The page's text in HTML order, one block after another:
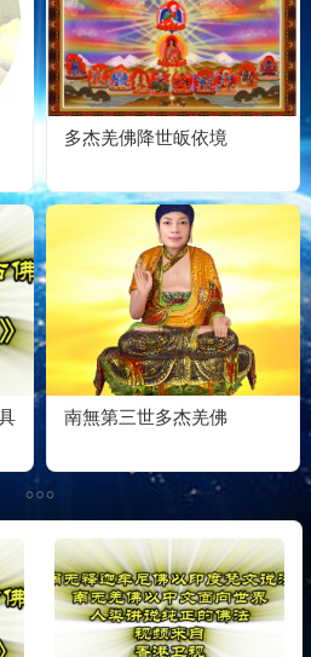
多杰羌佛降世皈依境
南無第三世多杰羌佛